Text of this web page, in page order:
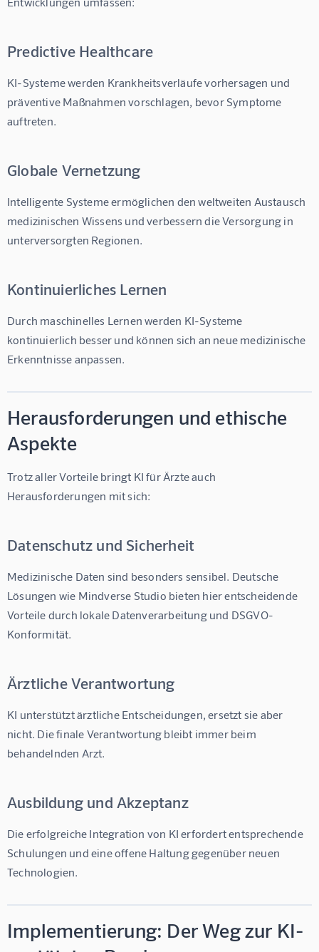
Predictive Healthcare
KI-Systeme werden Krankheitsverläufe vorhersagen und
präventive Maßnahmen vorschlagen, bevor Symptome
auftreten.
Globale Vernetzung
Intelligente Systeme ermöglichen den weltweiten Austausch
medizinischen Wissens und verbessern die Versorgung in
unterversorgten Regionen.
Kontinuierliches Lernen
Durch maschinelles Lernen werden KI-Systeme
kontinuierlich besser und können sich an neue medizinische
Erkenntnisse anpassen.
Herausforderungen und ethische
Aspekte
Trotz aller Vorteile bringt KI für Ärzte auch
Herausforderungen mit sich:
Datenschutz und Sicherheit
Medizinische Daten sind besonders sensibel. Deutsche
Lösungen wie Mindverse Studio bieten hier entscheidende
Vorteile durch lokale Datenverarbeitung und DSGVO-
Konformität.
Ärztliche Verantwortung
KI unterstützt ärztliche Entscheidungen, ersetzt sie aber
nicht. Die finale Verantwortung bleibt immer beim
behandelnden Arzt.
Ausbildung und Akzeptanz
Die erfolgreiche Integration von KI erfordert entsprechende
Schulungen und eine offene Haltung gegenüber neuen
Technologien.
Implementierung: Der Weg zur KI-